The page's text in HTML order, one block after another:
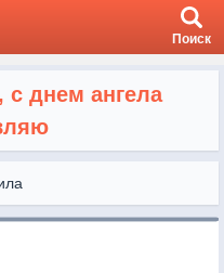
Поиск
днем ангела